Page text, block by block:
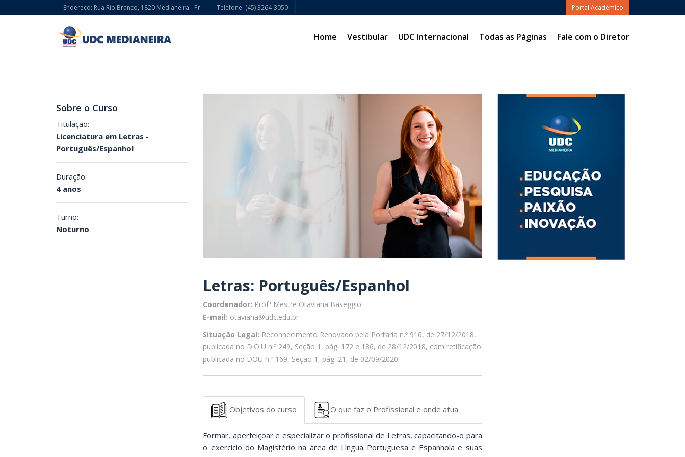
Endereço: Rua Rio Branco, 1820 Medianeira - Pr. Telefone: (45) 3264-3050 Portal Acadêmico
Home Vestibular UDC Internacional Todas as Páginas Fale com o Diretor
Sobre o Curso
Titulação:
Licenciatura em Letras -
Português/Espanhol
Duração:
4 anos
Turno:
Noturno
Letras: Português/Espanhol
Coordenador: Profª Mestre Otaviana Baseggio
E-mail: otaviana@udc.edu.br
Situação Legal: Reconhecimento Renovado pela Portaria n.º 916, de 27/12/2018,
publicada no D.O.U n.º 249, Seção 1, pág. 172 e 186, de 28/12/2018, com retificação
publicada no DOU n.º 169, Seção 1, pág. 21, de 02/09/2020.
Objetivos do curso O que faz o Profissional e onde atua
Formar, aperfeiçoar e especializar o profissional de Letras, capacitando-o para
o exercício do Magistério na área de Língua Portuguesa e Espanhola e suas